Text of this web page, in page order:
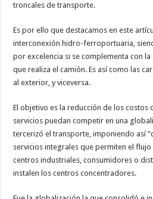
troncales de transporte.
Es por ello que destacamos en este
interconexión hidro-ferroportuaria,
por excelencia si se complementa con
que realiza el camión. Es así como las
al exterior, y viceversa.
El objetivo es la reducción de los
servicios puedan competir en una
tercerizó el transporte, imponiendo así
servicios integrales que permiten el
centros industriales, consumidores o
instalen los centros concentradores.